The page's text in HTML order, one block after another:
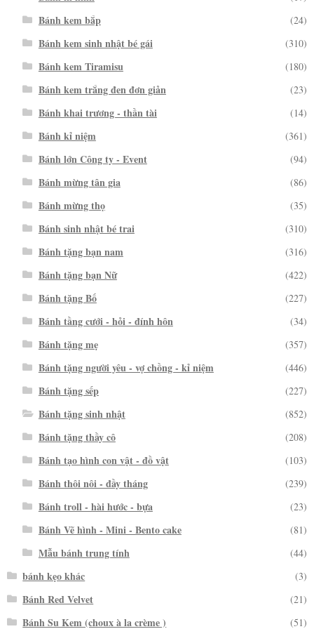
Bánh kem bắp (24)
Bánh kem sinh nhật bé gái (310)
Bánh kem Tiramisu (180)
Bánh kem trắng đen đơn giản (23)
Bánh khai trương - thần tài (14)
Bánh kỉ niệm (361)
Bánh lớn Công ty - Event (94)
Bánh mừng tân gia (86)
Bánh mừng thọ (35)
Bánh sinh nhật bé trai (310)
Bánh tặng bạn nam (316)
Bánh tặng bạn Nữ (422)
Bánh tặng Bố (227)
Bánh tầng cưới - hỏi - đính hôn (34)
Bánh tặng mẹ (357)
Bánh tặng người yêu - vợ chồng - kỉ niệm (446)
Bánh tặng sếp (227)
Bánh tặng sinh nhật (852)
Bánh tặng thầy cô (208)
Bánh tạo hình con vật - đồ vật (103)
Bánh thôi nôi - đầy tháng (239)
Bánh troll - hài hước - bựa (23)
Bánh Vẽ hình - Mini - Bento cake (81)
Mẫu bánh trung tính (44)
bánh kẹo khác (3)
Bánh Red Velvet (21)
Bánh Su Kem (choux à la crème ) (51)